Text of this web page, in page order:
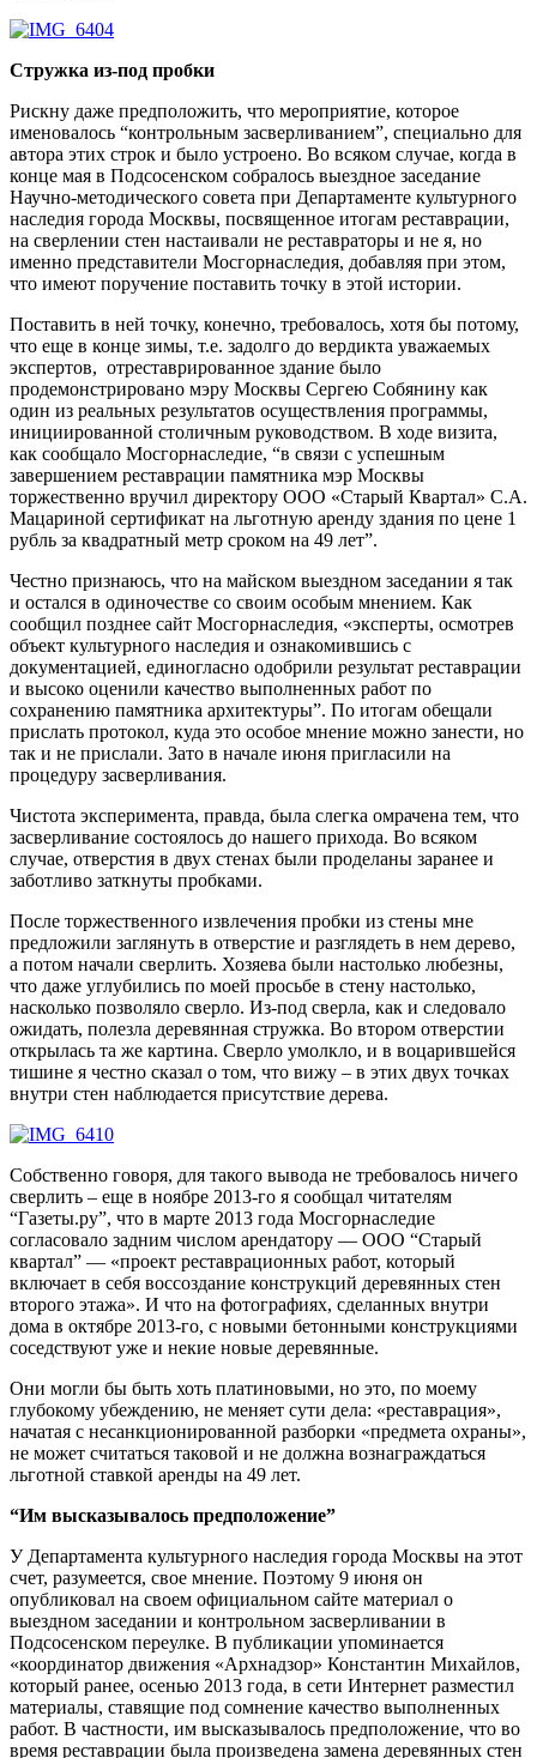
Стружка из-под пробки
Рискну даже предположить, что мероприятие, которое
именовалось “контрольным засверливанием”, специально для
автора этих строк и было устроено. Во всяком случае, когда в
конце мая в Подсосенском собралось выездное заседание
Научно-методического совета при Департаменте культурного
наследия города Москвы, посвященное итогам реставрации,
на сверлении стен настаивали не реставраторы и не я, но
именно представители Мосгорнаследия, добавляя при этом,
что имеют поручение поставить точку в этой истории.
Поставить в ней точку, конечно, требовалось, хотя бы потому,
что еще в конце зимы, т.е. задолго до вердикта уважаемых
экспертов, отреставрированное здание было
продемонстрировано мэру Москвы Сергею Собянину как
один из реальных результатов осуществления программы,
инициированной столичным руководством. В ходе визита,
как сообщало Мосгорнаследие, “в связи с успешным
завершением реставрации памятника мэр Москвы
торжественно вручил директору ООО «Старый Квартал» С.А.
Мацариной сертификат на льготную аренду здания по цене 1
рубль за квадратный метр сроком на 49 лет”.
Честно признаюсь, что на майском выездном заседании я так
и остался в одиночестве со своим особым мнением. Как
сообщил позднее сайт Мосгорнаследия, «эксперты, осмотрев
объект культурного наследия и ознакомившись с
документацией, единогласно одобрили результат реставрации
и высоко оценили качество выполненных работ по
сохранению памятника архитектуры”. По итогам обещали
прислать протокол, куда это особое мнение можно занести, но
так и не прислали. Зато в начале июня пригласили на
процедуру засверливания.
Чистота эксперимента, правда, была слегка омрачена тем, что
засверливание состоялось до нашего прихода. Во всяком
случае, отверстия в двух стенах были проделаны заранее и
заботливо заткнуты пробками.
После торжественного извлечения пробки из стены мне
предложили заглянуть в отверстие и разглядеть в нем дерево,
а потом начали сверлить. Хозяева были настолько любезны,
что даже углубились по моей просьбе в стену настолько,
насколько позволяло сверло. Из-под сверла, как и следовало
ожидать, полезла деревянная стружка. Во втором отверстии
открылась та же картина. Сверло умолкло, и в воцарившейся
тишине я честно сказал о том, что вижу – в этих двух точках
внутри стен наблюдается присутствие дерева.
Собственно говоря, для такого вывода не требовалось ничего
сверлить – еще в ноябре 2013-го я сообщал читателям
“Газеты.ру”, что в марте 2013 года Мосгорнаследие
согласовало задним числом арендатору — ООО “Старый
квартал” — «проект реставрационных работ, который
включает в себя воссоздание конструкций деревянных стен
второго этажа». И что на фотографиях, сделанных внутри
дома в октябре 2013-го, с новыми бетонными конструкциями
соседствуют уже и некие новые деревянные.
Они могли бы быть хоть платиновыми, но это, по моему
глубокому убеждению, не меняет сути дела: «реставрация»,
начатая с несанкционированной разборки «предмета охраны»,
не может считаться таковой и не должна вознаграждаться
льготной ставкой аренды на 49 лет.
“Им высказывалось предположение”
У Департамента культурного наследия города Москвы на этот
счет, разумеется, свое мнение. Поэтому 9 июня он
опубликовал на своем официальном сайте материал о
выездном заседании и контрольном засверливании в
Подсосенском переулке. В публикации упоминается
«координатор движения «Архнадзор» Константин Михайлов,
который ранее, осенью 2013 года, в сети Интернет разместил
материалы, ставящие под сомнение качество выполненных
работ. В частности, им высказывалось предположение, что во
время реставрации была произведена замена деревянных стен